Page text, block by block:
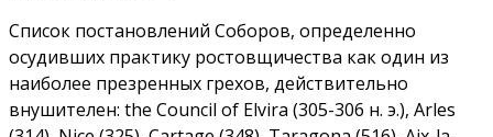
Список постановлений Соборов, определенно
осудивших практику ростовщичества как один из
наиболее презренных грехов, действительно
внушителен: the Council of Elvira (305-306 н. э.), Arles